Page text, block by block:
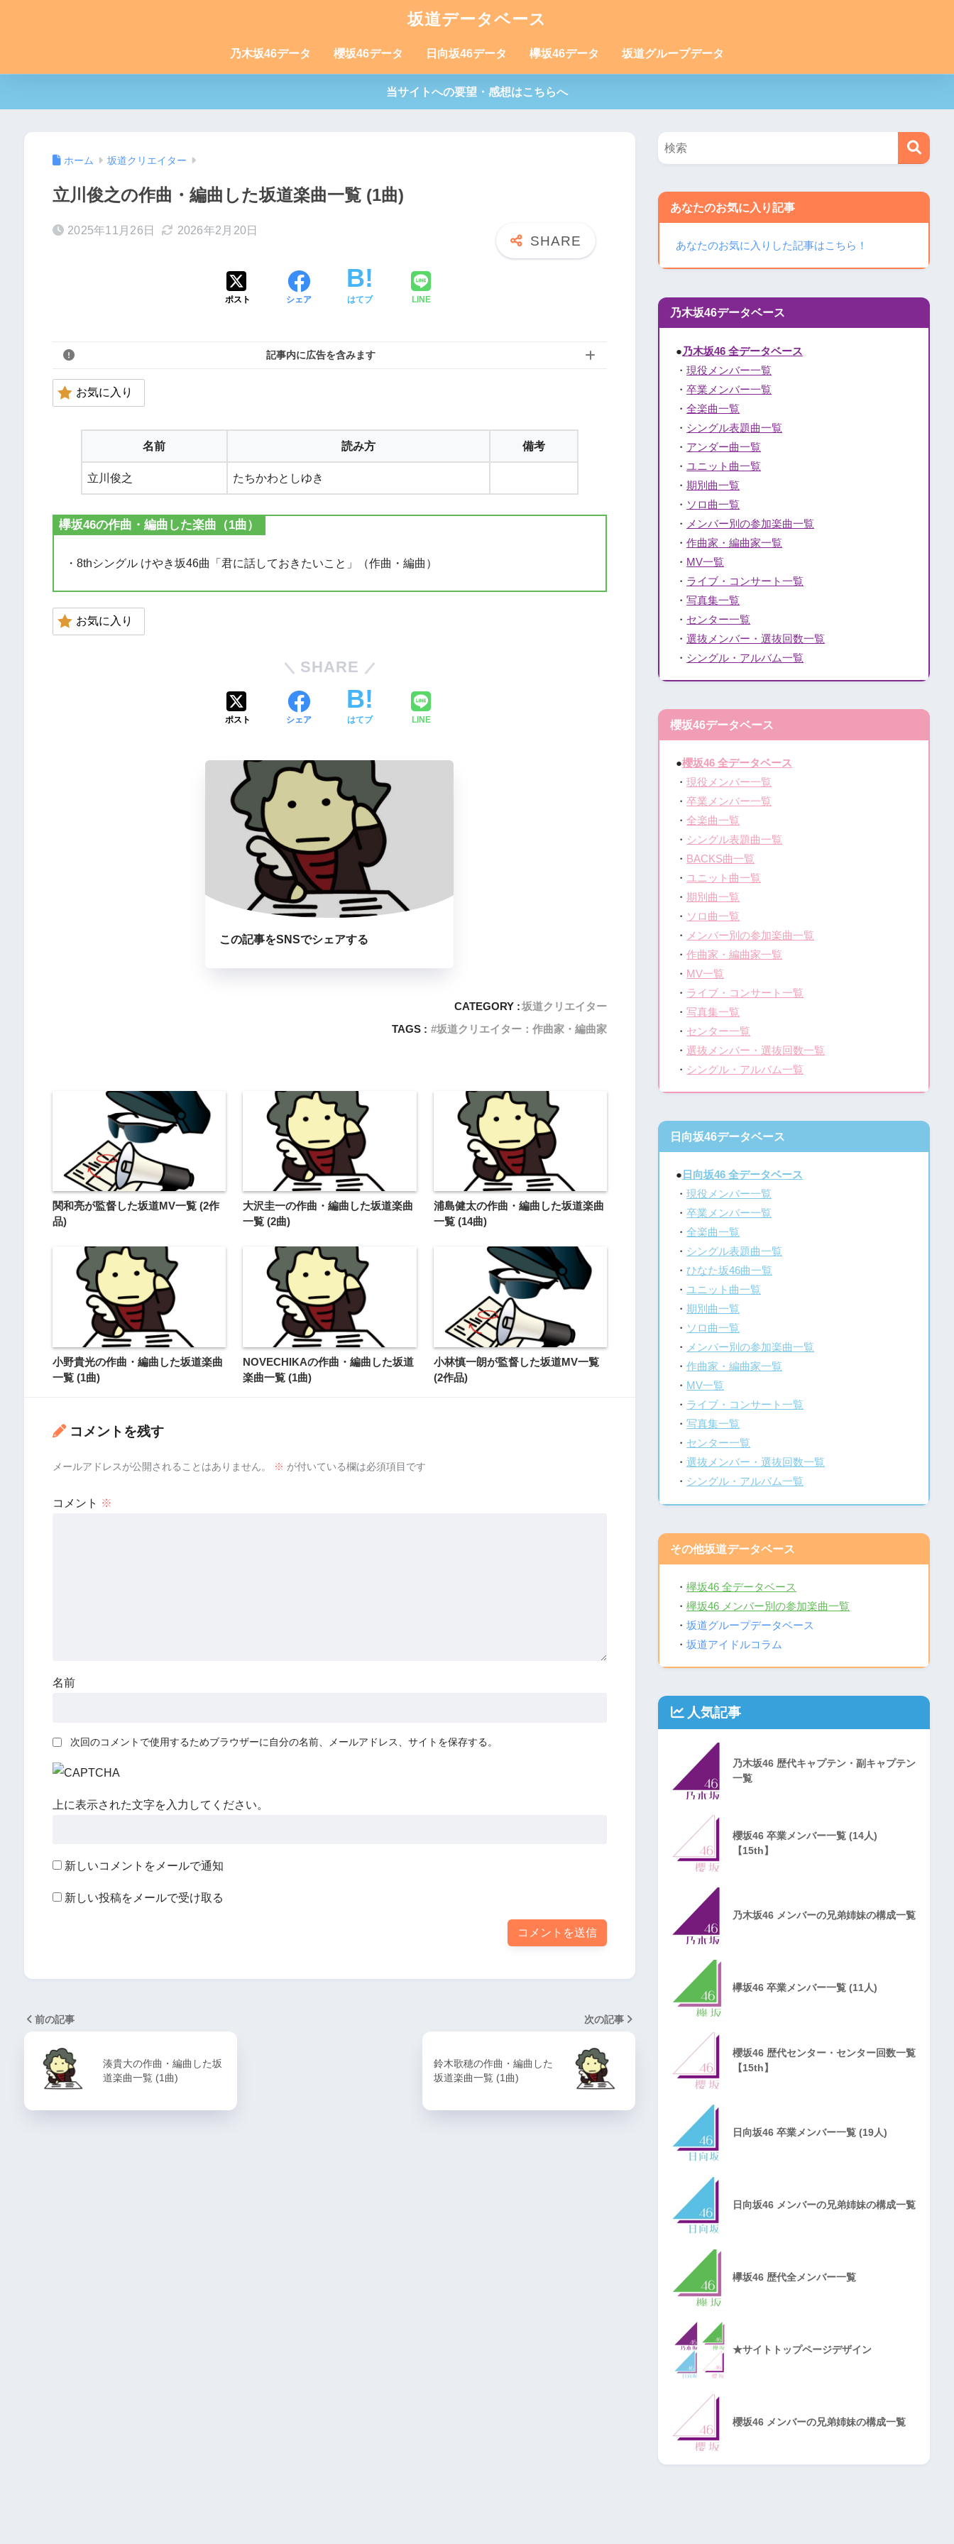
坂道データベース
乃木坂46データ 櫻坂46データ 日向坂46データ 欅坂46データ 坂道グループデータ
当サイトへの要望・感想はこちらへ
ホーム 坂道クリエイター
立川俊之の作曲・編曲した坂道楽曲一覧 (1曲)
2025年11月26日 2026年2月20日
ポスト シェア はてブ LINE
記事内に広告を含みます
お気に入り
名前 読み方 備考
立川俊之 たちかわとしゆき
欅坂46の作曲・編曲した楽曲（1曲）
・8thシングル けやき坂46曲「君に話しておきたいこと」（作曲・編曲）
お気に入り
SHARE
ポスト シェア はてブ LINE
この記事をSNSでシェアする
CATEGORY :坂道クリエイター
TAGS :
坂道クリエイター：作曲家・編曲家
関和亮が監督した坂道MV一覧 (2作
品)
大沢圭一の作曲・編曲した坂道楽曲
一覧 (2曲)
浦島健太の作曲・編曲した坂道楽曲
一覧 (14曲)
小野貴光の作曲・編曲した坂道楽曲
一覧 (1曲)
NOVECHIKAの作曲・編曲した坂道
楽曲一覧 (1曲)
小林慎一朗が監督した坂道MV一覧
(2作品)
コメントを残す
メールアドレスが公開されることはありません。 ※ が付いている欄は必須項目です
コメント ※
名前
次回のコメントで使用するためブラウザーに自分の名前、メールアドレス、サイトを保存する。
上に表示された文字を入力してください。
新しいコメントをメールで通知
新しい投稿をメールで受け取る
前の記事
湊貴大の作曲・編曲した坂
道楽曲一覧 (1曲)
次の記事
鈴木歌穂の作曲・編曲した
坂道楽曲一覧 (1曲)
あなたのお気に入り記事
あなたのお気に入りした記事はこちら！
乃木坂46データベース
●乃木坂46 全データベース
・現役メンバー一覧
・卒業メンバー一覧
・全楽曲一覧
・ シングル表題曲一覧
・ アンダー曲一覧
・ユニット曲一覧
・期別曲一覧
・ ソロ曲一覧
・ メンバー別の参加楽曲一覧
・作曲家・編曲家一覧
・ MV一覧
・ ライブ・コンサート一覧
・写真集一覧
・ センター一覧
・選抜メンバー・選抜回数一覧
・ シングル・アルバム一覧
櫻坂46データベース
●櫻坂46 全データベース
・現役メンバー一覧
・卒業メンバー一覧
・全楽曲一覧
・ シングル表題曲一覧
・ BACKS曲一覧
・ ユニット曲一覧
・期別曲一覧
・ ソロ曲一覧
・ メンバー別の参加楽曲一覧
・作曲家・編曲家一覧
・ MV一覧
・ ライブ・コンサート一覧
・写真集一覧
・ センター一覧
・選抜メンバー・選抜回数一覧
・ シングル・アルバム一覧
日向坂46データベース
● 日向坂46 全データベース
・現役メンバー一覧
・卒業メンバー一覧
・全楽曲一覧
・ シングル表題曲一覧
・ひなた坂46曲一覧
・ ユニット曲一覧
・期別曲一覧
・ ソロ曲一覧
・ メンバー別の参加楽曲一覧
・作曲家・編曲家一覧
・ MV一覧
・ ライブ・コンサート一覧
・写真集一覧
・ センター一覧
・選抜メンバー・選抜回数一覧
・ シングル・アルバム一覧
その他坂道データベース
・欅坂46 全データベース
・欅坂46 メンバー別の参加楽曲一覧
・坂道グループデータベース
・坂道アイドルコラム
人気記事
乃木坂46 歴代キャプテン・副キャプテン
一覧
櫻坂46 卒業メンバー一覧 (14人)
【15th】
乃木坂46 メンバーの兄弟姉妹の構成一覧
欅坂46 卒業メンバー一覧 (11人)
櫻坂46 歴代センター・センター回数一覧
【15th】
日向坂46 卒業メンバー一覧 (19人)
日向坂46 メンバーの兄弟姉妹の構成一覧
欅坂46 歴代全メンバー一覧
★サイトトップページデザイン
櫻坂46 メンバーの兄弟姉妹の構成一覧